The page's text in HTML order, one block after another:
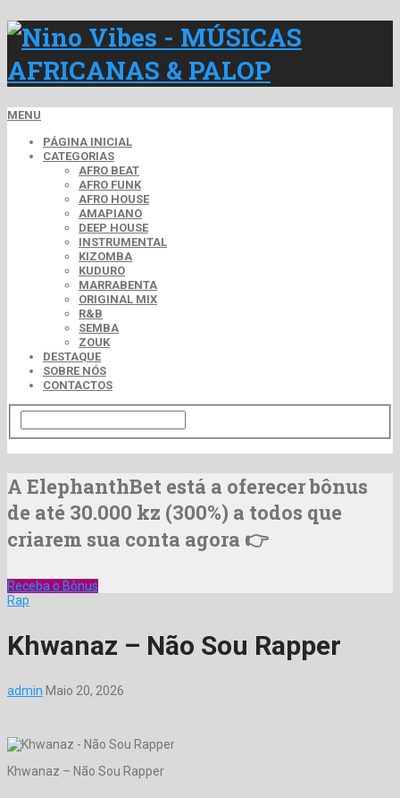
MENU
PÁGINA INICIAL
CATEGORIAS
AFRO BEAT
AFRO FUNK
AFRO HOUSE
AMAPIANO
DEEP HOUSE
INSTRUMENTAL
KIZOMBA
KUDURO
MARRABENTA
ORIGINAL MIX
R&B
SEMBA
ZOUK
DESTAQUE
SOBRE NÓS
CONTACTOS
A ElephanthBet está a oferecer bônus
de até 30.000 kz (300%) a todos que
criarem sua conta agora 👉
Receba o Bônus
Rap
Khwanaz – Não Sou Rapper
admin Maio 20, 2026
Khwanaz – Não Sou Rapper